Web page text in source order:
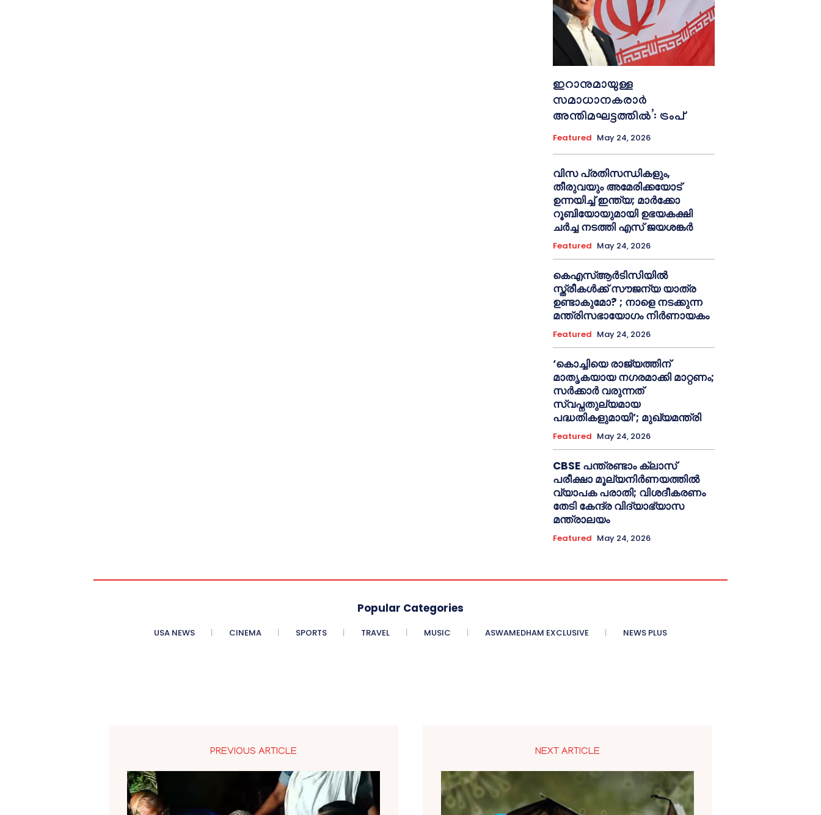
ഇറാനുമായുള്ള
സമാധാനകരാർ
അന്തിമഘട്ടത്തിൽ‌’: ട്രംപ്
Featured May 24, 2026
വിസ പ്രതിസന്ധികളും,
തീരുവയും അമേരിക്കയോട്
ഉന്നയിച്ച് ഇന്ത്യ; മാർക്കോ
റൂബിയോയുമായി ഉഭയകക്ഷി
ചർച്ച നടത്തി എസ് ജയശങ്കർ
Featured May 24, 2026
കെഎസ്ആർടിസിയിൽ
സ്ത്രീകൾക്ക് സൗജന്യ യാത്ര
ഉണ്ടാകുമോ? ; നാളെ നടക്കുന്ന
മന്ത്രിസഭായോഗം നിർണായകം
Featured May 24, 2026
‘കൊച്ചിയെ രാജ്യത്തിന്
മാതൃകയായ നഗരമാക്കി മാറ്റണം;
സർക്കാർ വരുന്നത്
സ്വപ്നതുല്യമായ
പദ്ധതികളുമായി’; മുഖ്യമന്ത്രി
Featured May 24, 2026
CBSE പന്ത്രണ്ടാം ക്ലാസ്
പരീക്ഷാ മൂല്യനിർണയത്തിൽ
വ്യാപക പരാതി; വിശദീകരണം
തേടി കേന്ദ്ര വിദ്യാഭ്യാസ
മന്ത്രാലയം
Featured May 24, 2026
Popular Categories
USA NEWS CINEMA SPORTS TRAVEL MUSIC ASWAMEDHAM EXCLUSIVE NEWS PLUS
PREVIOUS ARTICLE NEXT ARTICLE